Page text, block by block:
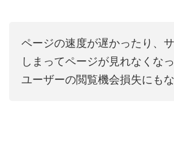
ページの速度が遅かったり、
しまってページが見れなくな
ユーザーの閲覧機会損失にもな